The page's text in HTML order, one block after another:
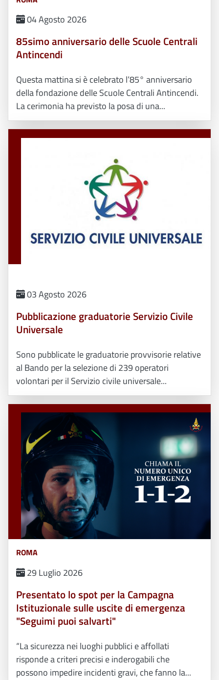
04 Agosto 2026
85simo anniversario delle Scuole Centrali
Antincendi
Questa mattina si è celebrato l’85° anniversario
della fondazione delle Scuole Centrali Antincendi.
La cerimonia ha previsto la posa di una...
03 Agosto 2026
Pubblicazione graduatorie Servizio Civile
Universale
Sono pubblicate le graduatorie provvisorie relative
al Bando per la selezione di 239 operatori
volontari per il Servizio civile universale...
ROMA
29 Luglio 2026
Presentato lo spot per la Campagna
Istituzionale sulle uscite di emergenza
"Seguimi puoi salvarti"
“La sicurezza nei luoghi pubblici e affollati
risponde a criteri precisi e inderogabili che
possono impedire incidenti gravi, che fanno la...